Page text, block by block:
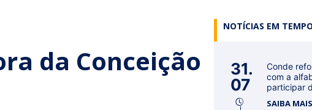
da Conceição
NOTÍCIAS EM
31.
07
Conde
com a
participar
SAIBA MAIS